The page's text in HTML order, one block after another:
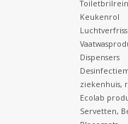
Keukenrol
Dispensers
ziekenhuis,
Ecolab
Servetten,